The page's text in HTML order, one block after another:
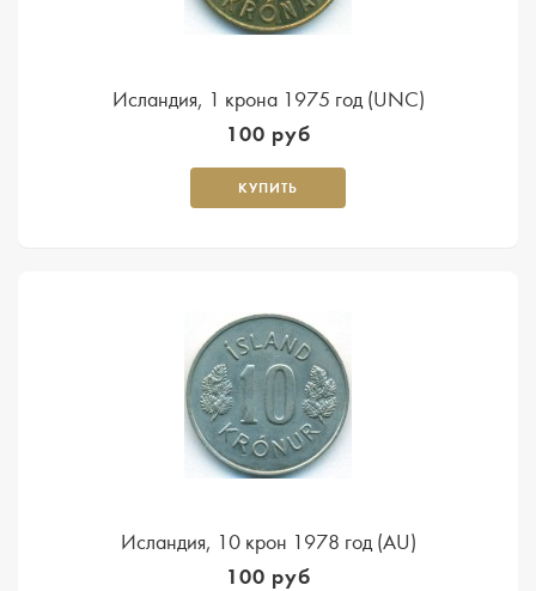
Исландия, 1 крона 1975 год (UNC)
100 руб
КУПИТЬ
Исландия, 10 крон 1978 год (AU)
100 руб